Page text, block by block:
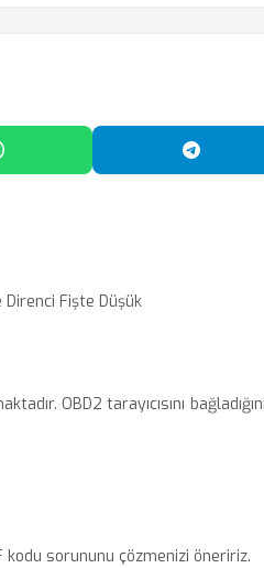
Paylaş
Fişte Düşük
OBD2 tarayıcısını
sorununu çözmenizi öneririz.